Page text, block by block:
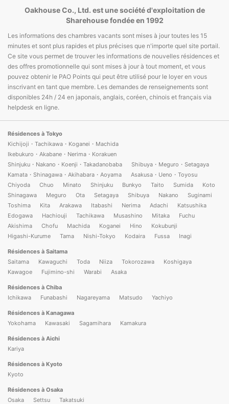
Oakhouse Co., Ltd. est une société d'exploitation de
Sharehouse fondée en 1992
Les informations des chambres vacants sont mises à jour toutes les 15
minutes et sont plus rapides et plus précises que n'importe quel site portail.
Ce site vous permet de trouver les informations de nouvelles résidences et
des offres promotionnelle qui sont mises à jour à tout moment, et vous
pouvez obtenir le PAO Points qui peut être utilisé pour le loyer en vous
inscrivant en tant que membre. Les demandes de renseignements sont
disponibles 24h / 24 en japonais, anglais, coréen, chinois et français via
helpdesk en ligne.
Résidences à Tokyo
Kichijoji・Tachikawa・Koganei・Machida
Ikebukuro・Akabane・Nerima・Korakuen
Shinjuku・Nakano・Koenji・Takadanobaba
Shibuya・Meguro・Setagaya
Kamata・Shinagawa・Akihabara・Aoyama
Asakusa・Ueno・Toyosu
Chiyoda
Chuo Minato Shinjuku Bunkyo Taito Sumida
Koto
Shinagawa
Meguro Ota Setagaya Shibuya Nakano
Suginami
Toshima
Kita Arakawa Itabashi Nerima Adachi
Katsushika
Edogawa
Hachiouji Tachikawa Musashino Mitaka
Fuchu
Akishima
Chofu Machida Koganei Hino
Kokubunji
Higashi-Kurume
Tama Nishi-Tokyo Kodaira Fussa Inagi
Résidences à Saitama
Saitama
Kawaguchi Toda Niiza Tokorozawa
Koshigaya
Kawagoe
Fujimino-shi Warabi Asaka
Résidences à Chiba
Ichikawa
Funabashi Nagareyama Matsudo Yachiyo
Résidences à Kanagawa
Yokohama
Kawasaki Sagamihara Kamakura
Résidences à Aichi
Kariya
Résidences à Kyoto
Kyoto
Résidences à Osaka
Osaka
Settsu Takatsuki